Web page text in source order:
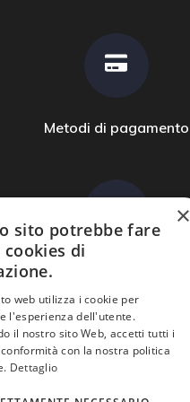
Metodi di pagamento
Domande frequenti
×
sito potrebbe fare
cookies di
web utilizza i cookie per
l'esperienza dell'utente.
il nostro sito Web, accetti tutti i
con la nostra politica
Dettaglio